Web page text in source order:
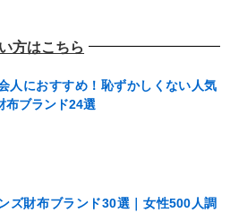
方はこちら
人におすすめ！恥ずかしくない人気
布ブランド24選
ズ財布ブランド30選｜女性500人調